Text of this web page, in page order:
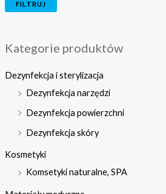
FILTRUJ
Kategorie produktów
Dezynfekcja i sterylizacja
Dezynfekcja narzędzi
Dezynfekcja powierzchni
Dezynfekcja skóry
Kosmetyki
Komsetyki naturalne, SPA